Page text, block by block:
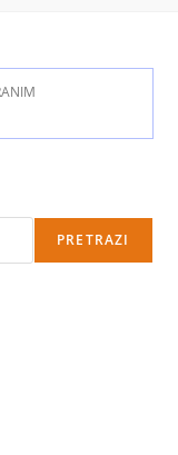
PRETRAZI